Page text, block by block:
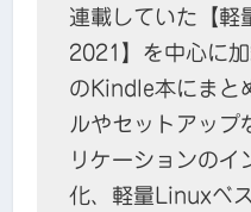
連載していた【軽
2021】を中心に
のKindle本にまと
ルやセットアップ
リケーションのイ
化、軽量Linuxベ